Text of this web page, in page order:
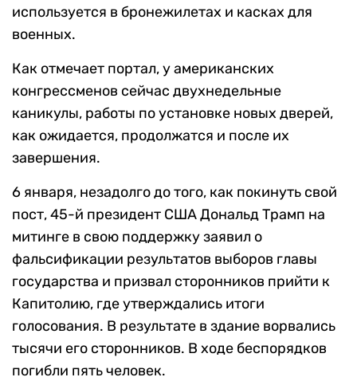
используется в бронежилетах и касках для
военных.
Как отмечает портал, у американских
конгрессменов сейчас двухнедельные
каникулы, работы по установке новых дверей,
как ожидается, продолжатся и после их
завершения.
6 января, незадолго до того, как покинуть свой
пост, 45-й президент США Дональд Трамп на
митинге в свою поддержку заявил о
фальсификации результатов выборов главы
государства и призвал сторонников прийти к
Капитолию, где утверждались итоги
голосования. В результате в здание ворвались
тысячи его сторонников. В ходе беспорядков
погибли пять человек.